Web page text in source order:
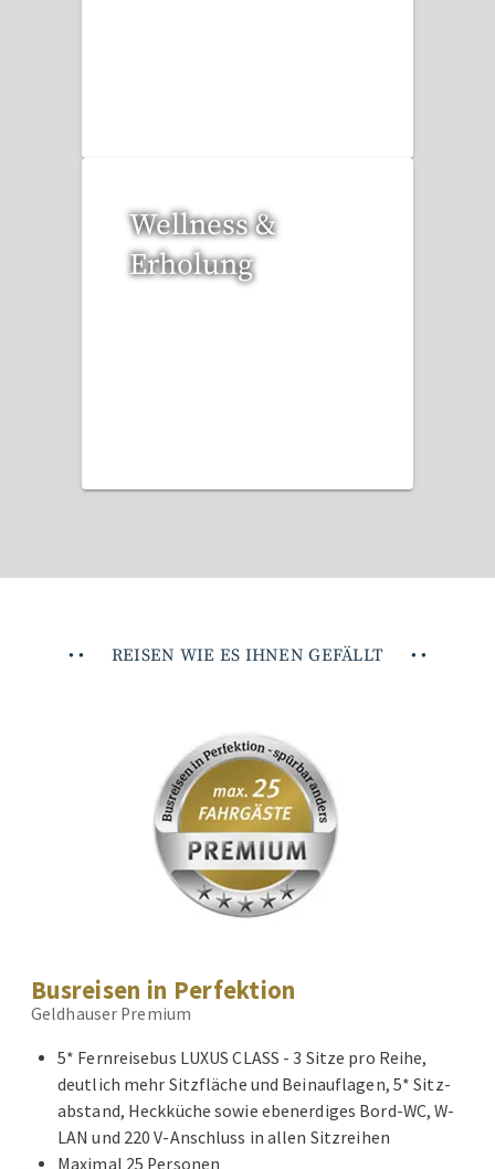
Wellness &
Erholung
• • REISEN WIE ES IHNEN GEFÄLLT • •
Busreisen in Perfektion
Geldhauser Premium
5* Fernreisebus LUXUS CLASS - 3 Sitze pro Reihe,
deutlich mehr Sitzfläche und Beinauflagen, 5* Sitz-
abstand, Heckküche sowie ebenerdiges Bord-WC, W-
LAN und 220 V-Anschluss in allen Sitzreihen
Maximal 25 Personen